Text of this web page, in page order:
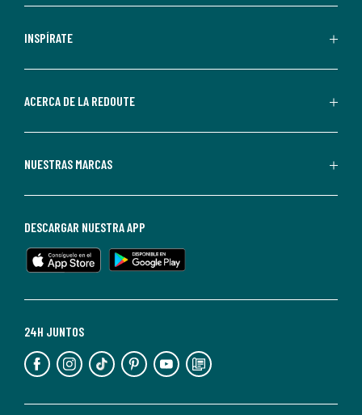
comerciales
personalizadas
parte
Redoute.
de
en
cualquier
Para
información,
puedes
INSPÍRATE
ACERCA DE LA REDOUTE
NUESTRAS MARCAS
24H JUNTOS
DESCARGAR NUESTRA APP